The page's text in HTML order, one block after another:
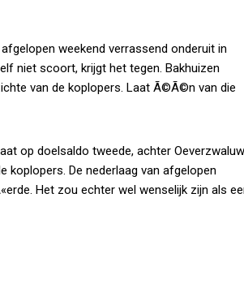
weekend verrassend onderuit in
niet scoort, krijgt het tegen. Bakhuizen
van de koplopers. Laat Ã©Ã©n van die
op doelsaldo tweede, achter
koplopers. De nederlaag van afgelopen
Het zou echter wel wenselijk zijn als